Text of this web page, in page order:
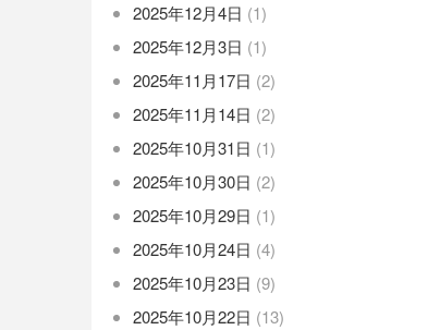
2025年12月4日 (1)
2025年12月3日 (1)
2025年11月17日 (2)
2025年11月14日 (2)
2025年10月31日 (1)
2025年10月30日 (2)
2025年10月29日 (1)
2025年10月24日 (4)
2025年10月23日 (9)
2025年10月22日 (13)